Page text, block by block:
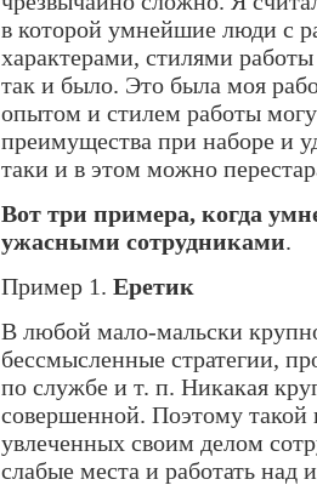
в которой умнейшие люди с
характерами, стилями работы
так и было. Это была моя
опытом и стилем работы
преимущества при наборе и
таки и в этом можно
Вот три примера, когда
ужасными сотрудниками.
Пример 1. Еретик
В любой мало-мальски
бессмысленные стратегии,
по службе и т. п. Никакая
совершенной. Поэтому
увлеченных своим делом
слабые места и работать над